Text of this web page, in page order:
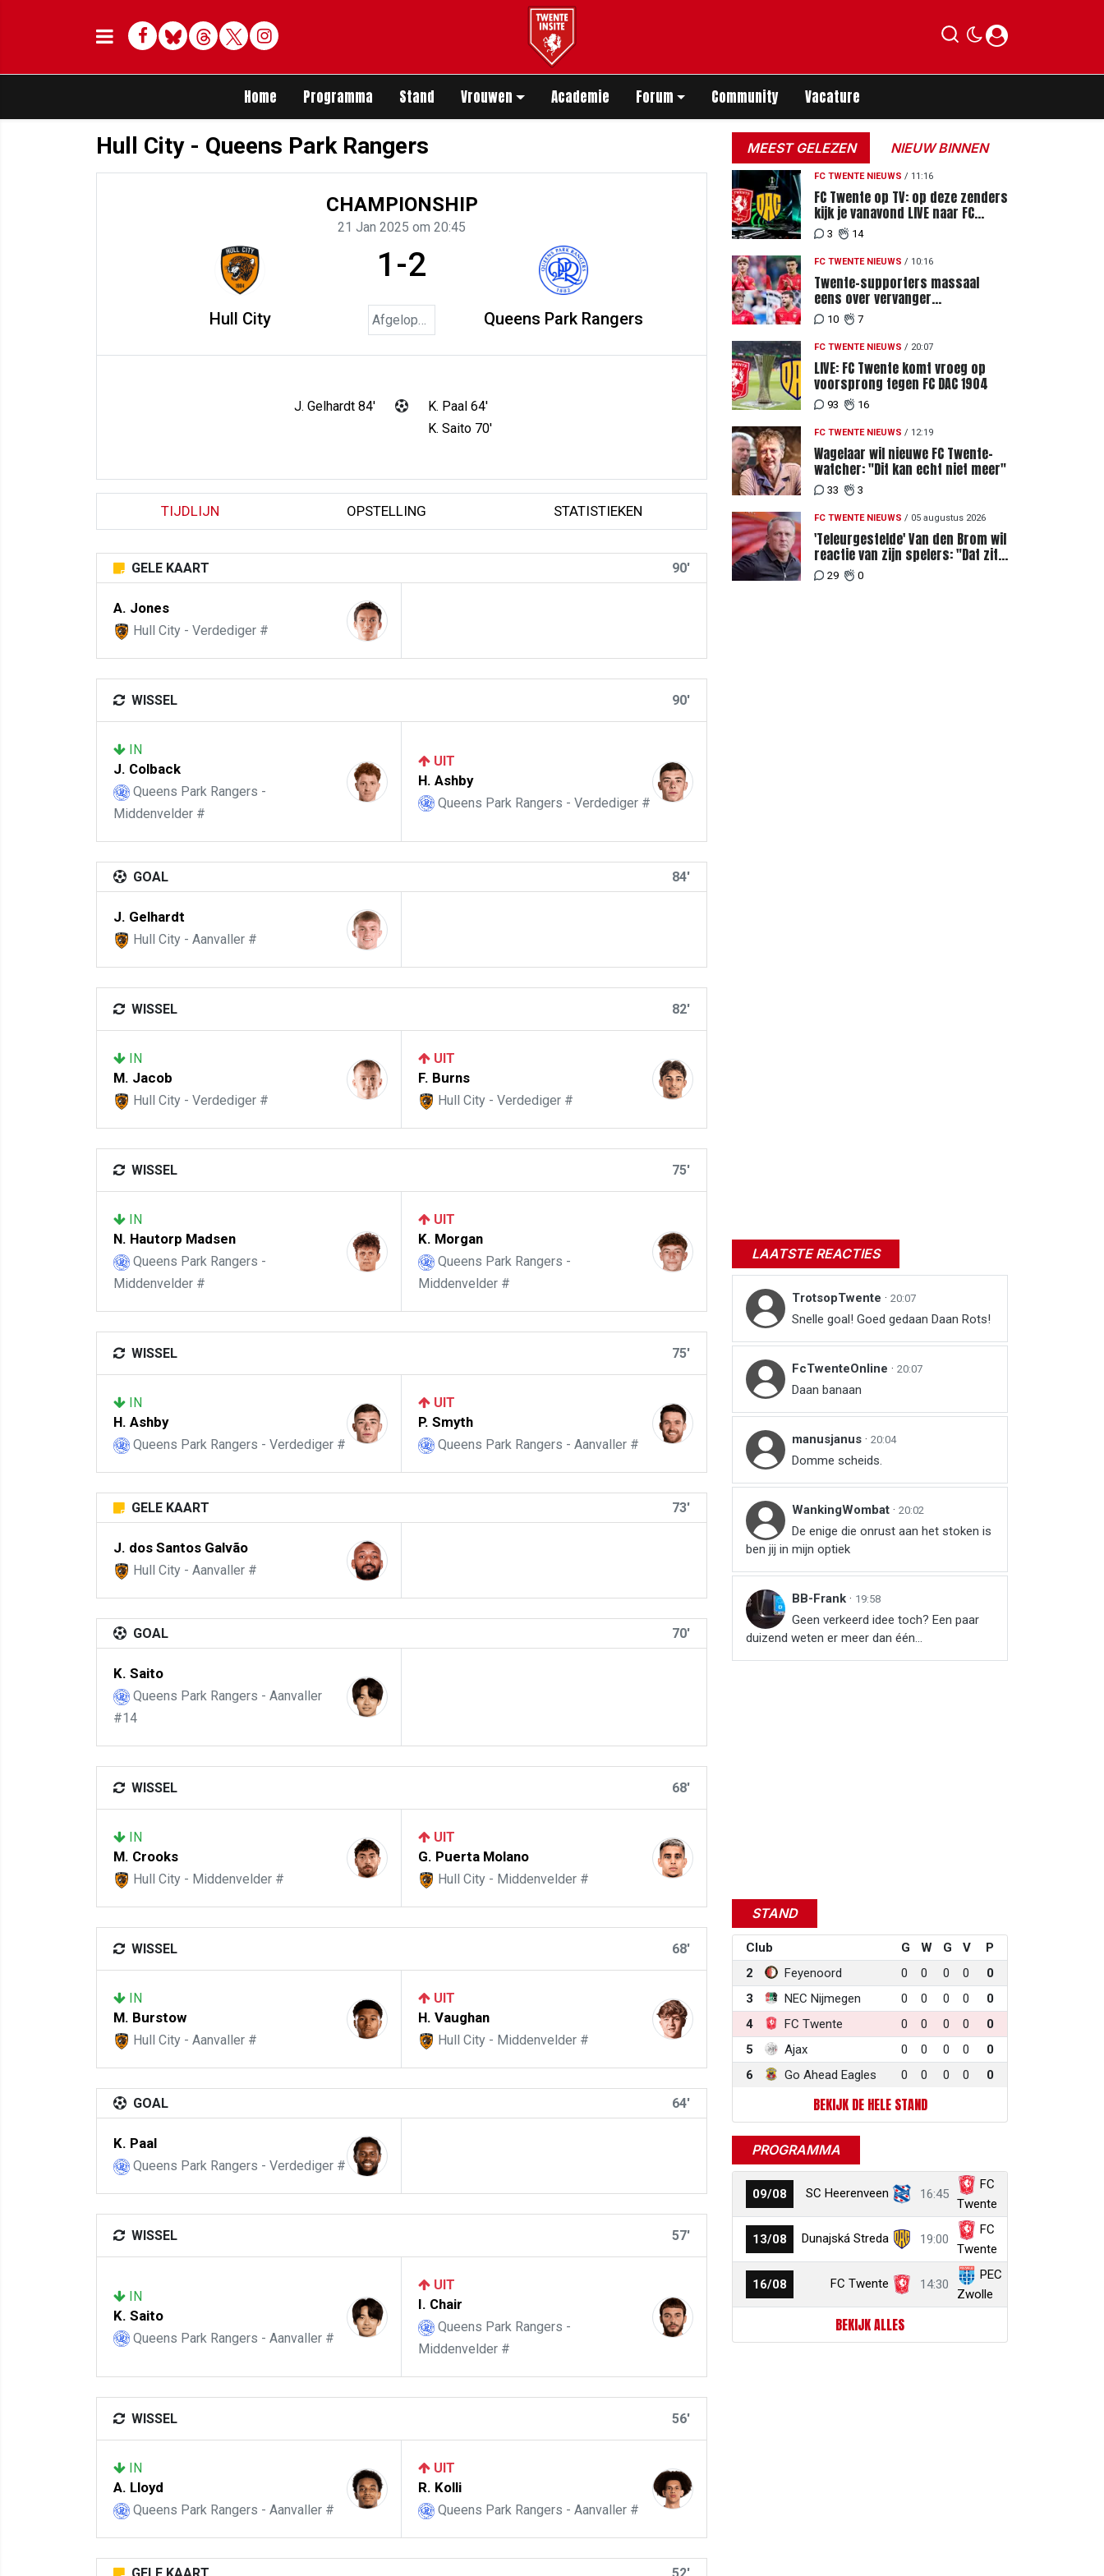
Facebook
BlueskyThreadsTwitterDelen op Whatsapp
Home Programma Stand Vrouwen Academie Forum Community Vacature
Hull City - Queens Park Rangers
CHAMPIONSHIP
21 Jan 2025 om 20:45
Hull City
1-2
Queens Park Rangers
J. Gelhardt 84'
K. Paal 64'
K. Saito 70'
TIJDLIJN OPSTELLING STATISTIEKEN
GELE KAART 90'
A. Jones
Hull City - Verdediger #
WISSEL 90'
IN
J. Colback
Queens Park Rangers -
Middenvelder #
UIT
H. Ashby
Queens Park Rangers - Verdediger #
GOAL 84'
J. Gelhardt
Hull City - Aanvaller #
WISSEL 82'
IN
M. Jacob
Hull City - Verdediger #
UIT
F. Burns
Hull City - Verdediger #
WISSEL 75'
IN
N. Hautorp Madsen
Queens Park Rangers -
Middenvelder #
UIT
K. Morgan
Queens Park Rangers -
Middenvelder #
WISSEL 75'
IN
H. Ashby
Queens Park Rangers - Verdediger #
UIT
P. Smyth
Queens Park Rangers - Aanvaller #
GELE KAART 73'
J. dos Santos Galvão
Hull City - Aanvaller #
GOAL 70'
K. Saito
Queens Park Rangers - Aanvaller
#14
WISSEL 68'
IN
M. Crooks
Hull City - Middenvelder #
UIT
G. Puerta Molano
Hull City - Middenvelder #
WISSEL 68'
IN
M. Burstow
Hull City - Aanvaller #
UIT
H. Vaughan
Hull City - Middenvelder #
GOAL 64'
K. Paal
Queens Park Rangers - Verdediger #
WISSEL 57'
IN
K. Saito
Queens Park Rangers - Aanvaller #
UIT
I. Chair
Queens Park Rangers -
Middenvelder #
WISSEL 56'
IN
A. Lloyd
Queens Park Rangers - Aanvaller #
UIT
R. Kolli
Queens Park Rangers - Aanvaller #
MEEST GELEZEN NIEUW BINNEN
FC TWENTE NIEUWS / 11:16
FC Twente op TV: op deze zenders
kijk je vanavond LIVE naar FC
Twente - FC DAC 04
3 14
FC TWENTE NIEUWS / 10:16
Twente-supporters massaal
eens over vervanger
geblesseerde Lemkin tegen FC
DAC 04
10 7
FC TWENTE NIEUWS / 20:07
LIVE: FC Twente komt vroeg op
voorsprong tegen FC DAC 1904
93 16
FC TWENTE NIEUWS / 12:19
Wagelaar wil nieuwe FC Twente-
watcher: "Dit kan echt niet meer"
33 3
FC TWENTE NIEUWS / 05 augustus 2026
'Teleurgestelde' Van den Brom wil
reactie van zijn spelers: "Dat zit
bij mij het meeste diep"
29 0
LAATSTE REACTIES
TrotsopTwente · 20:07
Snelle goal! Goed gedaan Daan Rots!
FcTwenteOnline · 20:07
Daan banaan
manusjanus · 20:04
Domme scheids.
WankingWombat · 20:02
De enige die onrust aan het stoken is
ben jij in mijn optiek
BB-Frank · 19:58
Geen verkeerd idee toch? Een paar
duizend weten er meer dan één...
STAND
Club G W G V
P
2
Feyenoord 0 0 0 0
0
3
NEC Nijmegen 0 0 0 0
0
4
FC Twente 0 0 0 0
0
5
Ajax 0 0 0 0
0
6
Go Ahead Eagles 0 0 0 0 0
BEKIJK DE HELE STAND
PROGRAMMA
09/08 SC Heerenveen 16:45
FC
Twente
13/08 Dunajská Streda 19:00
FC
Twente
16/08 FC Twente 14:30
PEC
Zwolle
BEKIJK ALLES